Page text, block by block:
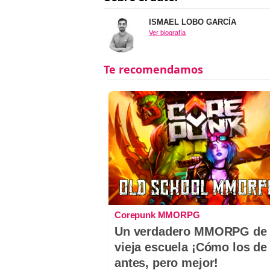
ISMAEL LOBO GARCÍA
Ver biografía
Corepunk MMORPG
Un verdadero MMORPG de
vieja escuela ¡Cómo los de
antes, pero mejor!